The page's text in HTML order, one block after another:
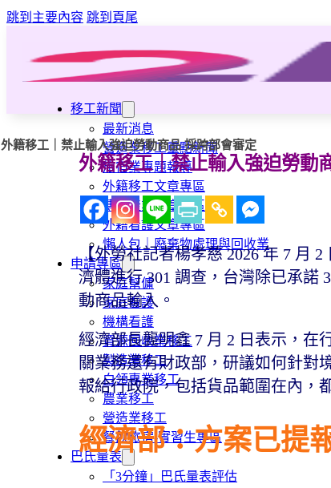
跳到主要內容 跳到頁尾
移工新聞
最新消息
營造業移工重點新聞
旅宿業專題報導
外籍移工文章專區
傳統產業文章專區
外籍看護文章專區
懶人包｜廢棄物處理與回收業
申請專區
家庭幫傭
家庭看護
機構看護
資源回收業移工
製造業移工
白領專業移工
農業移工
營造業移工
餐飲旅宿-實習生專區
巴氏量表
「3分鐘」巴氏量表評估
外籍移工｜禁止輸入強迫勞動商品 採跨部會審定
外籍移工｜禁止輸入強迫勞動
【外勞社記者楊孝慈 2026 年 7 月
濟體進行 301 調查，台灣除已承諾
動商品輸入。
經濟部長龔明鑫 7 月 2 日表示，在
關業務還有財政部，研議如何針對
報給行政院，包括貨品範圍在內，
經濟部：方案已提